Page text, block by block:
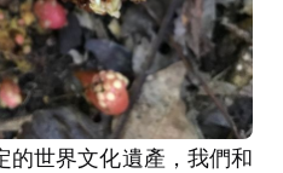
的世界文化遺產，我們和